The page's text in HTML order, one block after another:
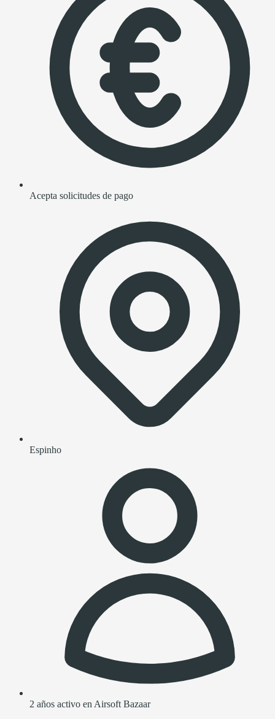
Acepta solicitudes de pago
Espinho
2 años activo en Airsoft Bazaar